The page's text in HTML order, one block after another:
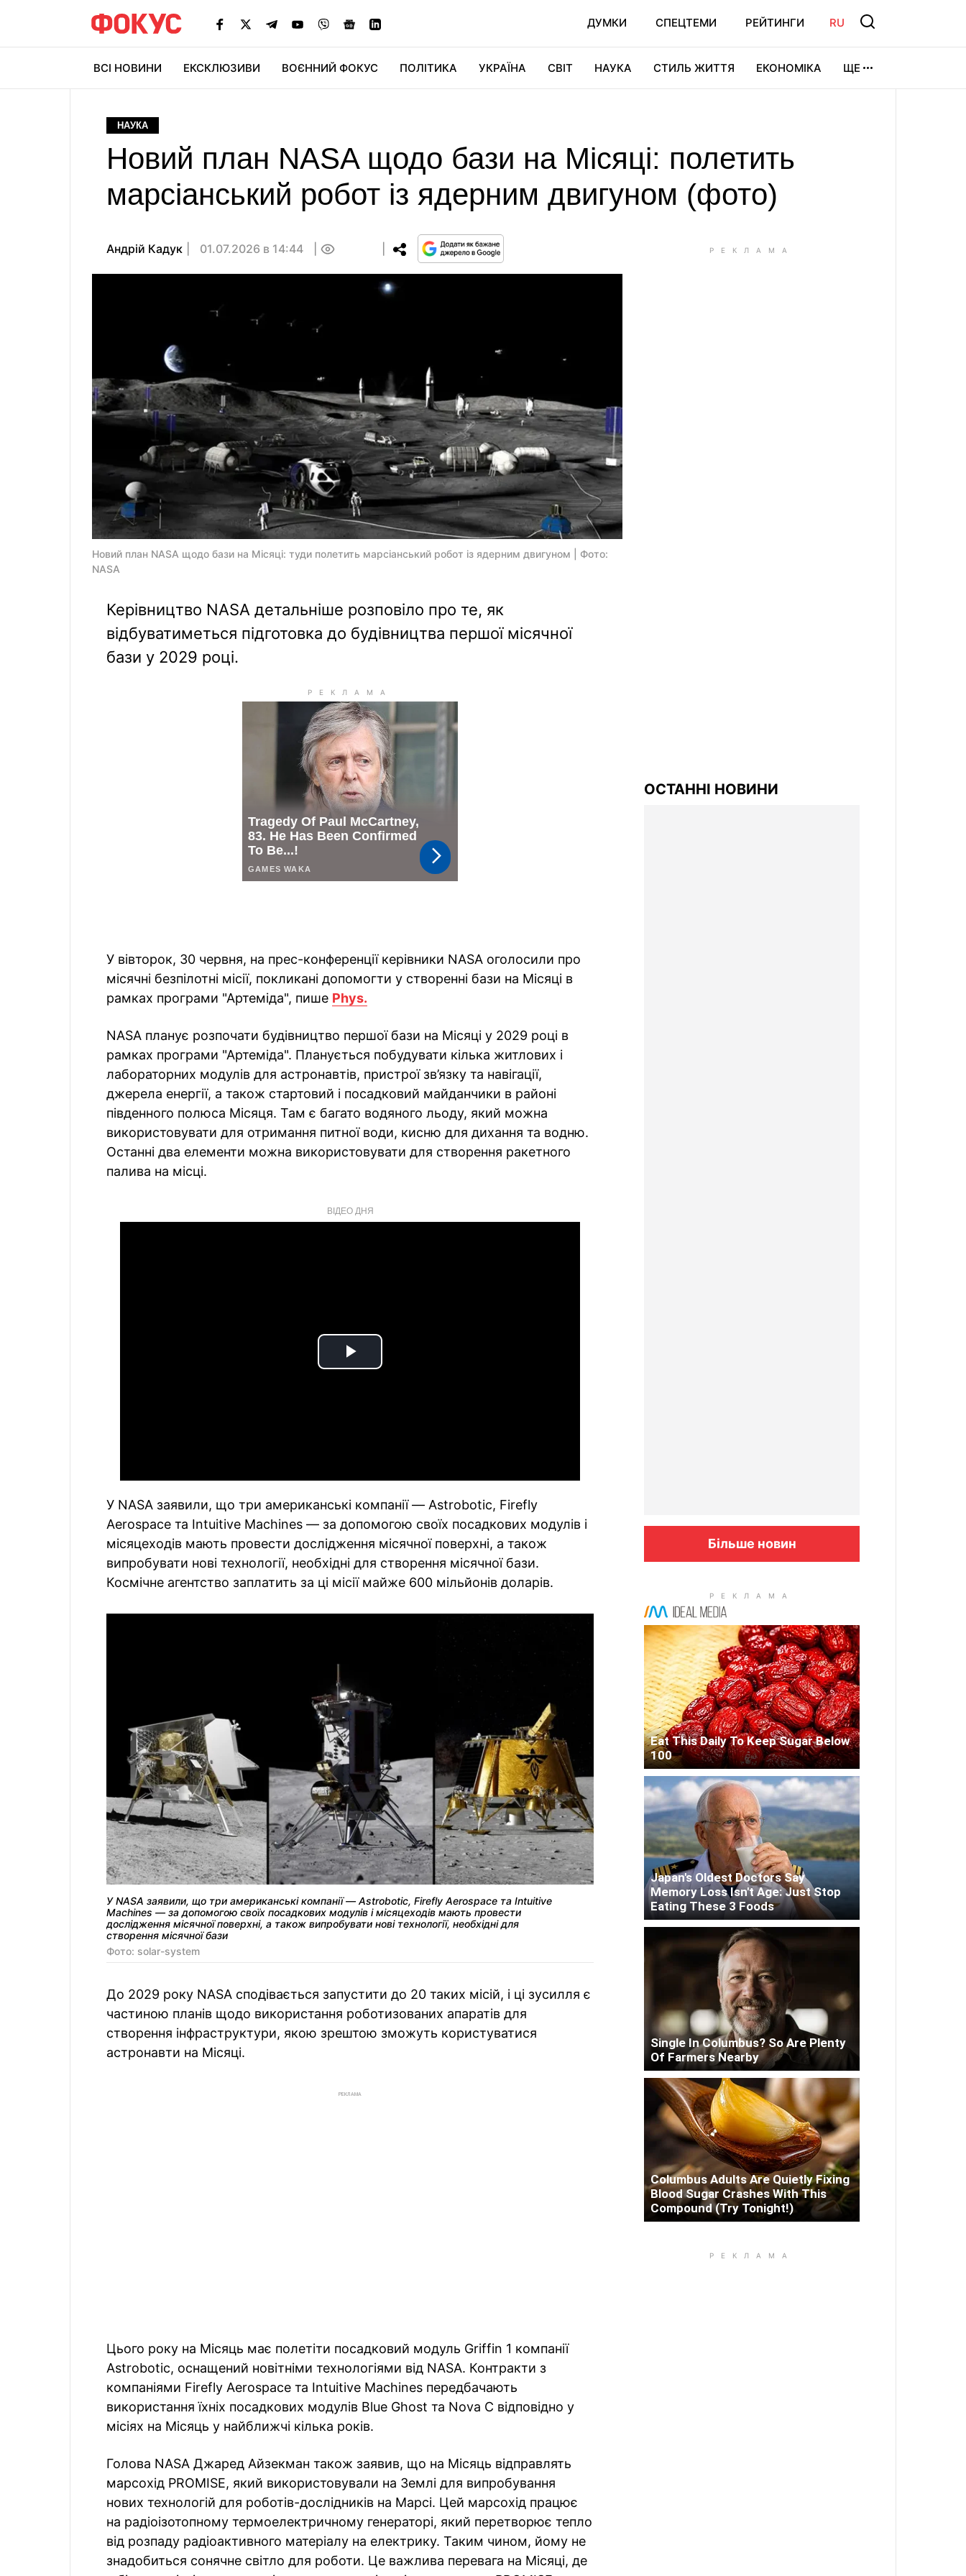
ДУМКИ СПЕЦТЕМИ РЕЙТИНГИ RU
ВСІ НОВИНИ ЕКСКЛЮЗИВИ ВОЄННИЙ ФОКУС ПОЛІТИКА УКРАЇНА СВІТ НАУКА СТИЛЬ ЖИТТЯ ЕКОНОМІКА ЩЕ
НАУКА
Новий план NASA щодо бази на Місяці: полетить
марсіанський робот із ядерним двигуном (фото)
Андрій Кадук 01.07.2026 в 14:44
Новий план NASA щодо бази на Місяці: туди полетить марсіанський робот із ядерним двигуном | Фото:
NASA
Керівництво NASA детальніше розповіло про те, як
відбуватиметься підготовка до будівництва першої місячної
бази у 2029 році.
У вівторок, 30 червня, на прес-конференції керівники NASA оголосили про
місячні безпілотні місії, покликані допомогти у створенні бази на Місяці в
рамках програми "Артеміда", пише Phys.
NASA планує розпочати будівництво першої бази на Місяці у 2029 році в
рамках програми "Артеміда". Планується побудувати кілька житлових і
лабораторних модулів для астронавтів, пристрої зв’язку та навігації,
джерела енергії, а також стартовий і посадковий майданчики в районі
південного полюса Місяця. Там є багато водяного льоду, який можна
використовувати для отримання питної води, кисню для дихання та водню.
Останні два елементи можна використовувати для створення ракетного
палива на місці.
ВІДЕО ДНЯ
Play
У NASA заявили, що три американські компанії — Astrobotic, Firefly
Aerospace та Intuitive Machines — за допомогою своїх посадкових модулів і
місяцеходів мають провести дослідження місячної поверхні, а також
випробувати нові технології, необхідні для створення місячної бази.
Космічне агентство заплатить за ці місії майже 600 мільйонів доларів.
У NASA заявили, що три американські компанії — Astrobotic, Firefly Aerospace та Intuitive
Machines — за допомогою своїх посадкових модулів і місяцеходів мають провести
дослідження місячної поверхні, а також випробувати нові технології, необхідні для
створення місячної бази
Фото: solar-system
До 2029 року NASA сподівається запустити до 20 таких місій, і ці зусилля є
частиною планів щодо використання роботизованих апаратів для
створення інфраструктури, якою зрештою зможуть користуватися
астронавти на Місяці.
РЕКЛАМА
Цього року на Місяць має полетіти посадковий модуль Griffin 1 компанії
Astrobotic, оснащений новітніми технологіями від NASA. Контракти з
компаніями Firefly Aerospace та Intuitive Machines передбачають
використання їхніх посадкових модулів Blue Ghost та Nova C відповідно у
місіях на Місяць у найближчі кілька років.
Голова NASA Джаред Айзекман також заявив, що на Місяць відправлять
марсохід PROMISE, який використовували на Землі для випробування
нових технологій для роботів-дослідників на Марсі. Цей марсохід працює
на радіоізотопному термоелектричному генераторі, який перетворює тепло
від розпаду радіоактивного матеріалу на електрику. Таким чином, йому не
знадобиться сонячне світло для роботи. Це важлива перевага на Місяці, де
ОСТАННІ НОВИНИ
Більше новин
Eat This Daily To Keep Sugar Below
100
Japan's Oldest Doctors Say
Memory Loss Isn't Age: Just Stop
Eating These 3 Foods
Single In Columbus? So Are Plenty
Of Farmers Nearby
Columbus Adults Are Quietly Fixing
Blood Sugar Crashes With This
Compound (Try Tonight!)